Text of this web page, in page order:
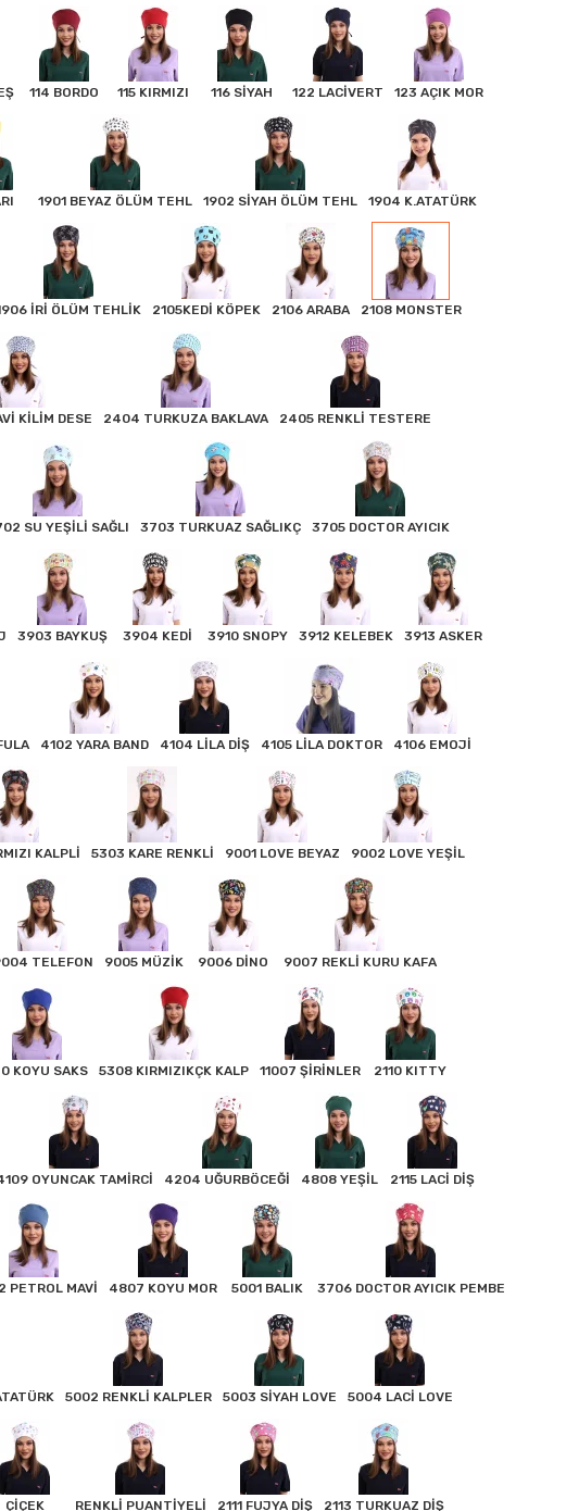
114 BORDO 115 KIRMIZI 116 SİYAH 122 LACİVERT 123 AÇIK MOR
1901 BEYAZ ÖLÜM TEHL 1902 SİYAH ÖLÜM TEHL 1904 K.ATATÜRK
İRİ ÖLÜM TEHLİK 2105KEDİ KÖPEK 2106 ARABA 2108 MONSTER
KİLİM DESE 2404 TURKUZA BAKLAVA 2405 RENKLİ TESTERE
SU YEŞİLİ SAĞLI 3703 TURKUAZ SAĞLIKÇ 3705 DOCTOR AYICIK
3903 BAYKUŞ 3904 KEDİ 3910 SNOPY 3912 KELEBEK 3913 ASKER
4102 YARA BAND 4104 LİLA DİŞ 4105 LİLA DOKTOR 4106 EMOJİ
KALPLİ 5303 KARE RENKLİ 9001 LOVE BEYAZ 9002 LOVE YEŞİL
TELEFON 9005 MÜZİK 9006 DİNO 9007 REKLİ KURU KAFA
KOYU SAKS 5308 KIRMIZIKÇK KALP 11007 ŞİRİNLER 2110 KITTY
OYUNCAK TAMİRCİ 4204 UĞURBÖCEĞİ 4808 YEŞİL 2115 LACİ DİŞ
PETROL MAVİ 4807 KOYU MOR 5001 BALIK 3706 DOCTOR AYICIK PEMBE
5002 RENKLİ KALPLER 5003 SİYAH LOVE 5004 LACİ LOVE
ÇİÇEK RENKLİ PUANTİYELİ 2111 FUJYA DİŞ 2113 TURKUAZ DİŞ